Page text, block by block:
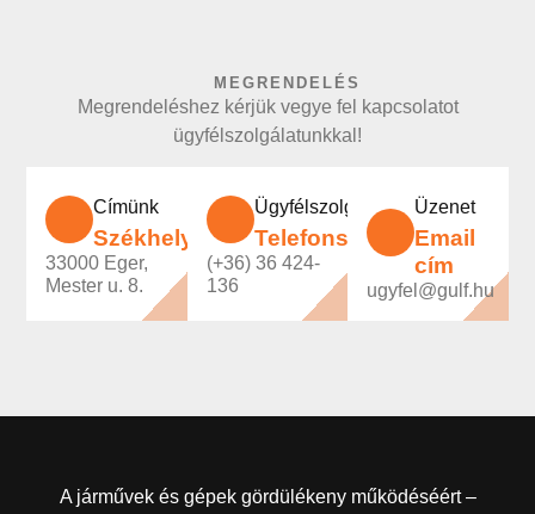
MEGRENDELÉS
Megrendeléshez kérjük vegye fel kapcsolatot
ügyfélszolgálatunkkal!
Címünk
Székhely
33000 Eger,
Mester u. 8.
Ügyfélszolgálatunk
Telefonszám
(+36) 36 424-
136
Üzenet
Email
cím
ugyfel@gulf.hu
A járművek és gépek gördülékeny működéséért –